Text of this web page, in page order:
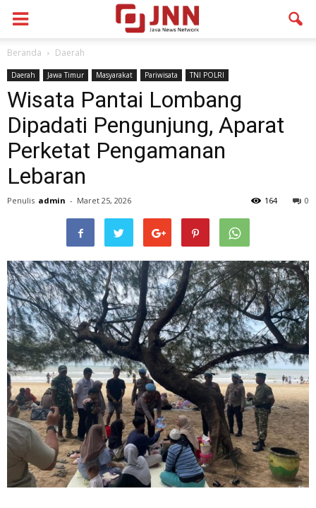
Beranda Daerah
Daerah Jawa Timur Masyarakat Pariwisata TNI POLRI
Wisata Pantai Lombang
Dipadati Pengunjung, Aparat
Perketat Pengamanan
Lebaran
Penulis admin - Maret 25, 2026 0
164